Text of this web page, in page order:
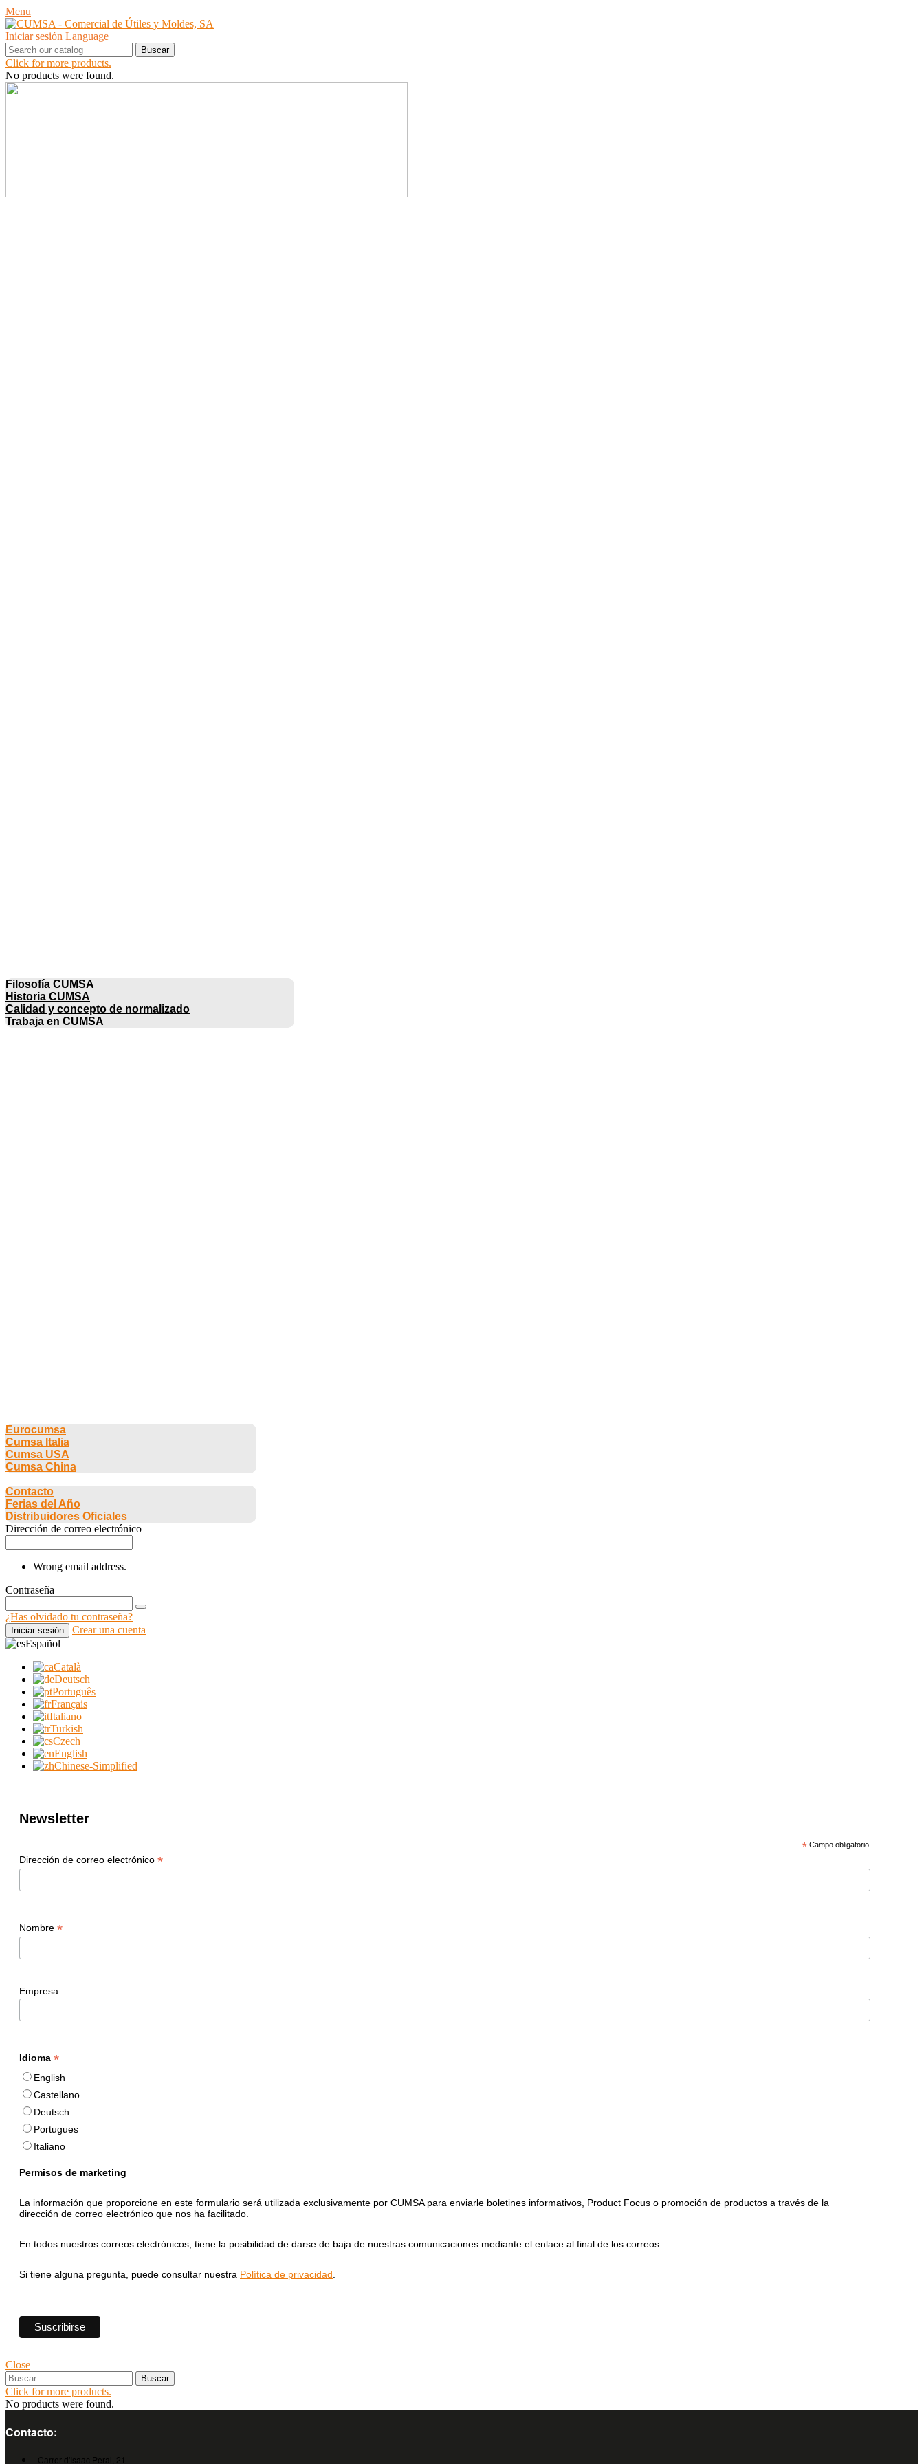
Menu
Iniciar sesión Language
Buscar
Click for more products.
No products were found.
Filosofía CUMSA
Historia CUMSA
Calidad y concepto de normalizado
Trabaja en CUMSA
Eurocumsa
Cumsa Italia
Cumsa USA
Cumsa China
Contacto
Ferias del Año
Distribuidores Oficiales
Dirección de correo electrónico
Wrong email address.
Contraseña
¿Has olvidado tu contraseña?
Iniciar sesión
Crear una cuenta
Español
Català
Deutsch
Português
Français
Italiano
Turkish
Czech
English
Chinese-Simplified
Newsletter
* Campo obligatorio
Dirección de correo electrónico *
Nombre *
Empresa
Idioma *
English
Castellano
Deutsch
Portugues
Italiano
Permisos de marketing
La información que proporcione en este formulario será utilizada exclusivamente por CUMSA para enviarle boletines informativos, Product Focus o promoción de productos a través de la
dirección de correo electrónico que nos ha facilitado.
En todos nuestros correos electrónicos, tiene la posibilidad de darse de baja de nuestras comunicaciones mediante el enlace al final de los correos.
Si tiene alguna pregunta, puede consultar nuestra Política de privacidad
Close
Buscar
Click for more products.
No products were found.
Contacto:
Carrer d'Isaac Peral, 21